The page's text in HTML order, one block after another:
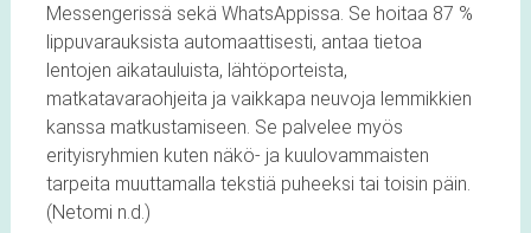
Messengerissä sekä WhatsAppissa. Se hoitaa 87 %
lippuvarauksista automaattisesti, antaa tietoa
lentojen aikatauluista, lähtöporteista,
matkatavaraohjeita ja vaikkapa neuvoja lemmikkien
kanssa matkustamiseen. Se palvelee myös
erityisryhmien kuten näkö- ja kuulovammaisten
tarpeita muuttamalla tekstiä puheeksi tai toisin päin.
(Netomi n.d.)